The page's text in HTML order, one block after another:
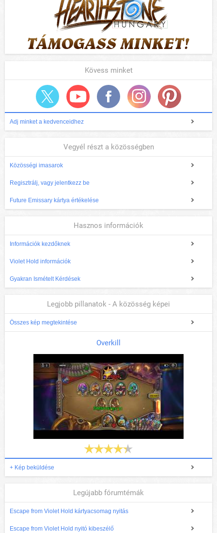
Kövess minket
Adj minket a kedvenceidhez
Vegyél részt a közösségben
Közösségi imasarok
Regisztrálj, vagy jelentkezz be
Future Emissary kártya értékelése
Hasznos információk
Információk kezdőknek
Violet Hold információk
Gyakran Ismételt Kérdések
Legjobb pillanatok - A közösség képei
Összes kép megtekintése
Overkill
+ Kép beküldése
Legújabb fórumtémák
Escape from Violet Hold kártyacsomag nyitás
Escape from Violet Hold nyitó kibeszélő